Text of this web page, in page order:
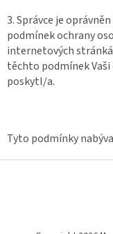
3. Správce je
podmínek ochrany
internetových
těchto podmínek
poskytl/a.
Tyto podmínky